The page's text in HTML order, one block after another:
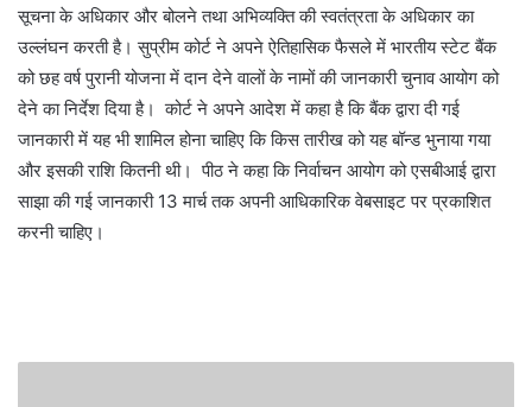
सूचना के अधिकार और बोलने तथा अभिव्यक्ति की स्वतंत्रता के अधिकार का
उल्लंघन करती है। सुप्रीम कोर्ट ने अपने ऐतिहासिक फैसले में भारतीय स्टेट बैंक
को छह वर्ष पुरानी योजना में दान देने वालों के नामों की जानकारी चुनाव आयोग को
देने का निर्देश दिया है। कोर्ट ने अपने आदेश में कहा है कि बैंक द्वारा दी गई
जानकारी में यह भी शामिल होना चाहिए कि किस तारीख को यह बॉन्ड भुनाया गया
और इसकी राशि कितनी थी। पीठ ने कहा कि निर्वाचन आयोग को एसबीआई द्वारा
साझा की गई जानकारी 13 मार्च तक अपनी आधिकारिक वेबसाइट पर प्रकाशित
करनी चाहिए।